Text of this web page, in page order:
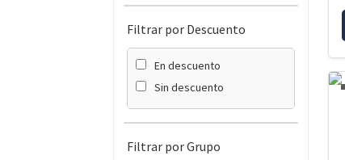
Filtrar por Descuento
En descuento
Sin descuento
Filtrar por Grupo